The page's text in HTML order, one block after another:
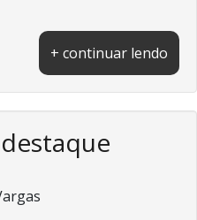
+ continuar lendo